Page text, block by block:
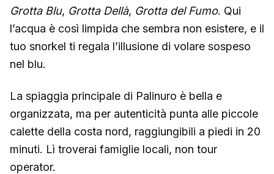
Grotta Blu, Grotta Dellà, Grotta del Fumo. Qui
l’acqua è così limpida che sembra non esistere, e il
tuo snorkel ti regala l’illusione di volare sospeso
nel blu.
La spiaggia principale di Palinuro è bella e
organizzata, ma per autenticità punta alle piccole
calette della costa nord, raggiungibili a piedi in 20
minuti. Lì troverai famiglie locali, non tour
operator.